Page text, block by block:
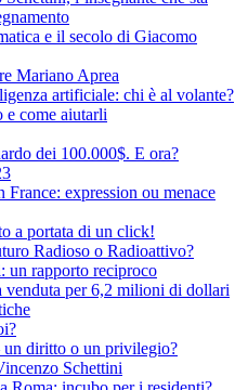
e il secolo di Giacomo
Mariano Aprea
artificiale: chi è al volante?
come aiutarli
dei 100.000$. E ora?
France: expression ou menace
a portata di un click!
Radioso o Radioattivo?
un rapporto reciproco
venduta per 6,2 milioni di dollari
diritto o un privilegio?
Schettini